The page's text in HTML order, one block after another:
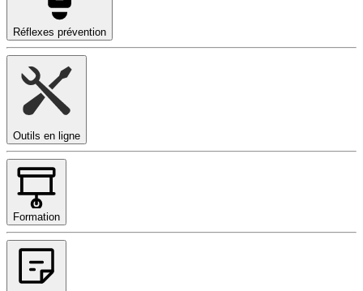
Réflexes prévention
Outils en ligne
Formation